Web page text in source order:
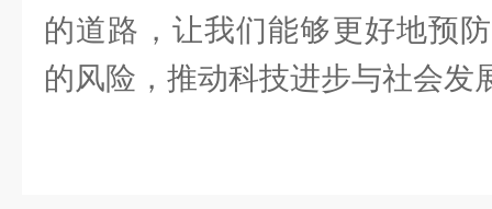
的道路，让我们能够更好地预
的风险，推动科技进步与社会发